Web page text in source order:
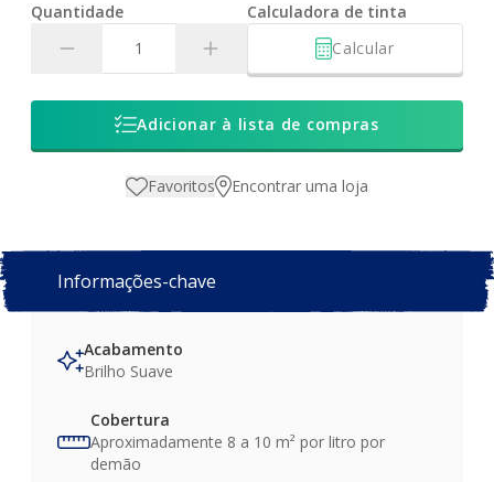
Quantidade
Calculadora de tinta
Calcular
Adicionar à lista de compras
Favoritos Encontrar uma loja
Informações-chave
Acabamento
Brilho Suave
Cobertura
Aproximadamente 8 a 10 m² por litro por
demão